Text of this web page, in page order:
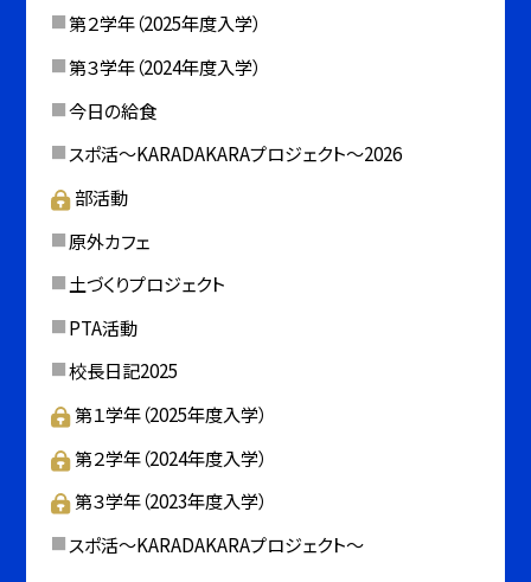
第２学年（2025年度入学）
第３学年（2024年度入学）
今日の給食
スポ活～KARADAKARAプロジェクト～2026
部活動
原外カフェ
土づくりプロジェクト
PTA活動
校長日記2025
第１学年（2025年度入学）
第２学年（2024年度入学）
第３学年（2023年度入学）
スポ活～KARADAKARAプロジェクト～